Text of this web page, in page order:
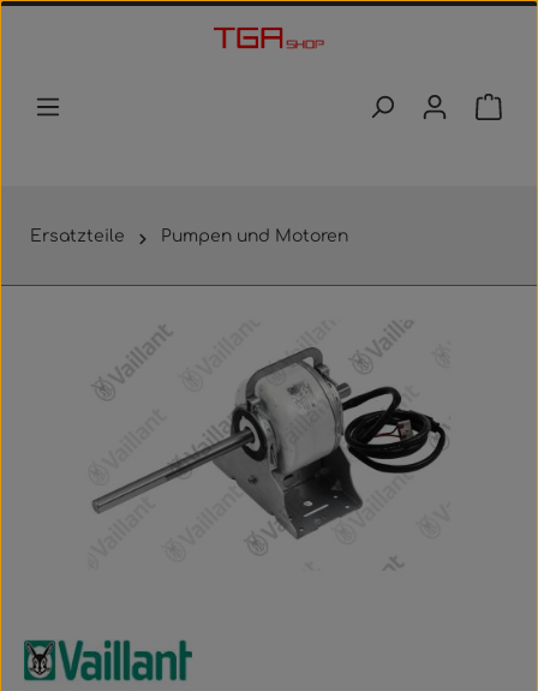
Zum Hauptinhalt springen
Ersatzteile Pumpen und Motoren
Bildergalerie überspringen